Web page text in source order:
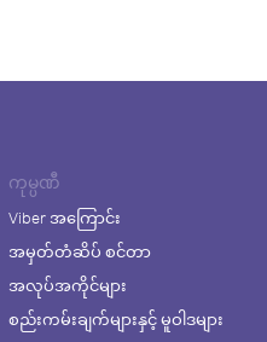
ကုမ္ပဏီ
Viber အကြောင်း
အမှတ်တံဆိပ် စင်တာ
အလုပ်အကိုင်များ
စည်းကမ်းချက်များနှင့် မူဝါဒများ